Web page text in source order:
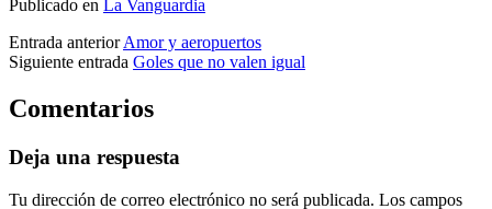
Publicado en La Vanguardia
Entrada anteriorAmor y aeropuertos
Siguiente entrada Goles que no valen igual
Comentarios
Deja una respuesta
Tu dirección de correo electrónico no será publicada. Los campos